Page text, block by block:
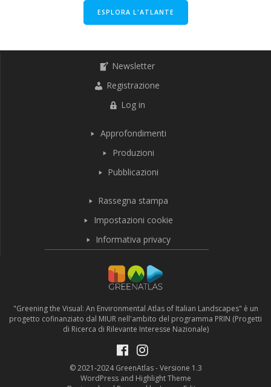
ESPLORA L'ATLANTE
Newsletter
Registrazione
Log in
Approfondimenti
Produzioni
Pubblicazioni
Rassegna stampa
Impostazioni cookie
Informativa privacy
"Greening the Visual: An Environmental Atlas of Italian Landscapes" è un
progetto cofinanziato dal MIUR nell'ambito del programma PRIN (Progetti
di Ricerca di Rilevante Interesse Nazionale)
© 2021-2024 GreenAtlas - Versione 1.3
WordPress and Highlight Theme